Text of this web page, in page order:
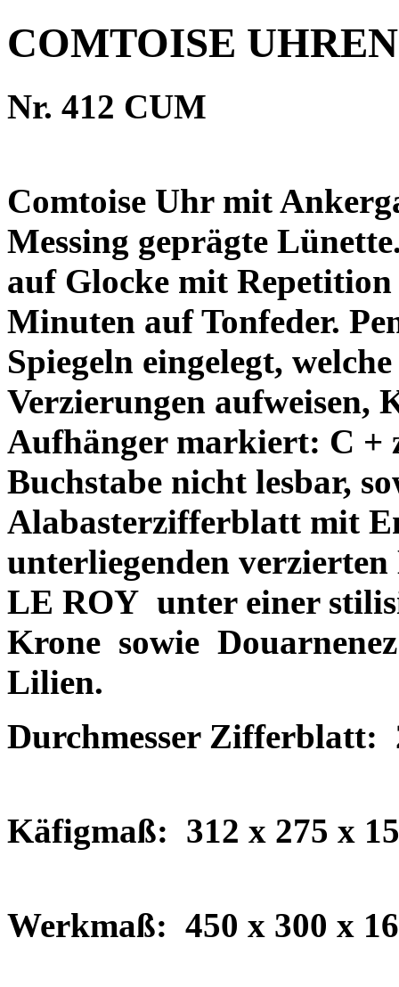
COMTOISE
Nr. 412 CUM
Comtoise Uhr mit
Messing geprägte
auf Glocke mit Repetition
Minuten auf Tonfeder.
Spiegeln eingelegt,
Verzierungen aufweisen,
Aufhänger markiert: C +
Buchstabe nicht lesbar,
Alabasterzifferblatt mit
unterliegenden
LE ROY unter einer
Krone sowie
Lilien.
Durchmesser Zifferblatt:
Käfigmaß: 312 x 275 x
Werkmaß: 450 x 300 x